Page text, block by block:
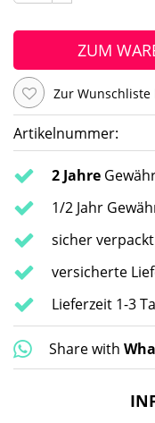
ZUM
Zur
Artikelnummer:
2 Jahre
1/2 Jahr
sicher verpackt
versicherte
Lieferzeit 1-3
Share with